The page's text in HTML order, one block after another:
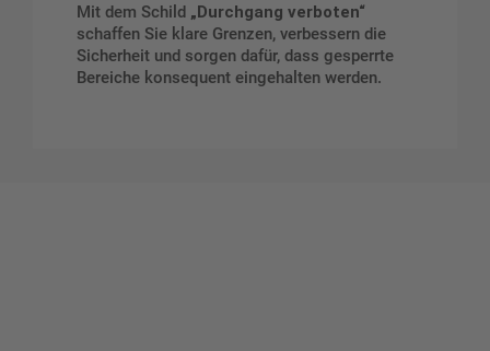
Mit dem Schild „Durchgang verboten“
schaffen Sie klare Grenzen, verbessern die
Sicherheit und sorgen dafür, dass gesperrte
Bereiche konsequent eingehalten werden.